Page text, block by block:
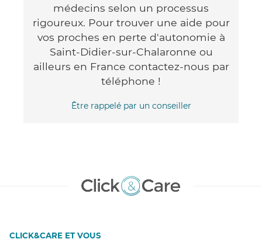
médecins selon un processus
rigoureux. Pour trouver une aide pour
vos proches en perte d'autonomie à
Saint-Didier-sur-Chalaronne ou
ailleurs en France contactez-nous par
téléphone !
Être rappelé par un conseiller
CLICK&CARE ET VOUS